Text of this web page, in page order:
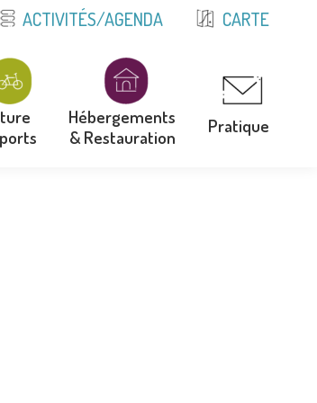
ACTIVITÉS/AGENDA CARTE
Hébergements
& Restauration
Pratique
Hébergements
& Restauration
Pratique